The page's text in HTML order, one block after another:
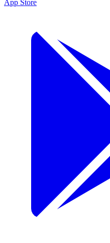
App Store